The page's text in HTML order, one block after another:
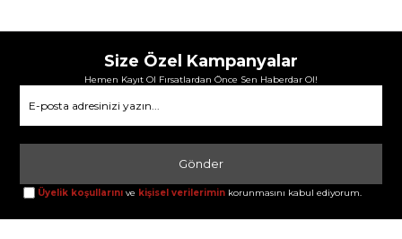
Size Özel Kampanyalar
Hemen Kayıt Ol Fırsatlardan Önce Sen Haberdar Ol!
Gönder
Üyelik koşullarını ve kişisel verilerimin korunmasını kabul ediyorum.